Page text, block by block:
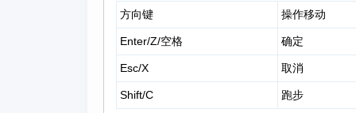
方向键 操作移动
Enter/Z/空格 确定
Esc/X 取消
Shift/C 跑步